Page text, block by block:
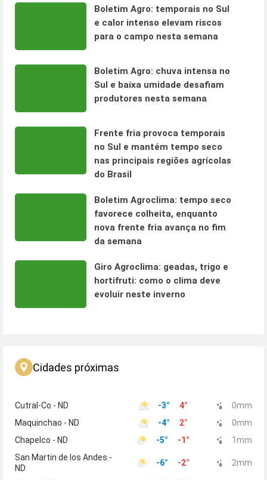
Boletim Agro: temporais no Sul
e calor intenso elevam riscos
para o campo nesta semana
Boletim Agro: chuva intensa no
Sul e baixa umidade desafiam
produtores nesta semana
Frente fria provoca temporais
no Sul e mantém tempo seco
nas principais regiões agrícolas
do Brasil
Boletim Agroclima: tempo seco
favorece colheita, enquanto
nova frente fria avança no fim
da semana
Giro Agroclima: geadas, trigo e
hortifruti: como o clima deve
evoluir neste inverno
Cidades próximas
Cutral-Co - ND -3° 4° 0mm
Maquinchao - ND
-4° 2° 0mm
Chapelco - ND
-5° -1 ° 1 mm
San Martin de los Andes -
ND
-6° -2° 2mm